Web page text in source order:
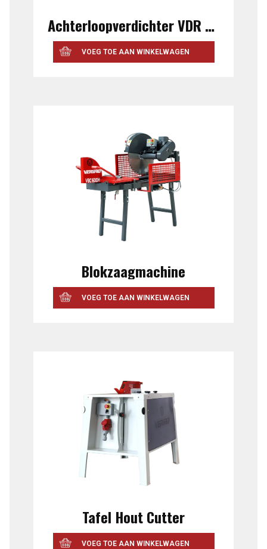
Achterloopverdichter VDR 60 C
VOEG TOE AAN WINKELWAGEN
Blokzaagmachine
VOEG TOE AAN WINKELWAGEN
Tafel Hout Cutter
VOEG TOE AAN WINKELWAGEN